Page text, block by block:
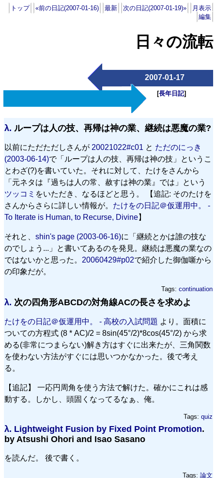
トップ «前の日記(2007-01-16) 最新 次の日記(2007-01-19)»
月表示
編集
日々の流転
2007-01-17
[長年日記]
λ. ループは人の技、再帰は神の業、継続は悪魔の業?
以前にただただしさんが 20021022#c01 と ただのにっき
(2003-06-14)で「ループは人の技、再帰は神の技」というこ
とわざ(?)を書いていた。それに対して、たけをさんから
「元ネタは『過ちは人の常、赦すは神の業』では」という
ツッコミ をいただき、なるほどと思う。 【追記: そのたけを
さんからさらに詳しい情報が。 たけをの日記＠仮運用中。 -
To Iterate is Human, to Recurse, Divine】
それと、 shin's page (2003-06-16)に「継続とかは誰の技な
のでしょう...」と書いてあるのを発見。継続は悪魔の業なの
ではないかと思った。 20060429#p02で紹介した御伽噺から
の印象だが。
Tags: continuation
λ. 次の四角形ABCDの対角線ACの長さを求めよ
たけをの日記＠仮運用中。 - 高校の入試問題 より。面積に
ついての方程式 (8 * AC)/2 = 8sin(45°/2)*8cos(45°/2) から求
める(非常につまらない)解き方はすぐに出来たが、三角関数
を使わない方法がすぐには思いつかなかった。後で考え
る。
【追記】 一応円周角を使う方法で解けた。確かにこれは感
動する。しかし、頭固くなってるなぁ、俺。
Tags: quiz
λ. Lightweight Fusion by Fixed Point Promotion.
by Atsushi Ohori and Isao Sasano
を読んだ。 後で書く。
Tags: 論文